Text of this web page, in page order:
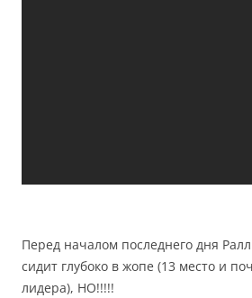
Перед началом последнего дня
сидит глубоко в жопе (13 место и
лидера), НО!!!!!